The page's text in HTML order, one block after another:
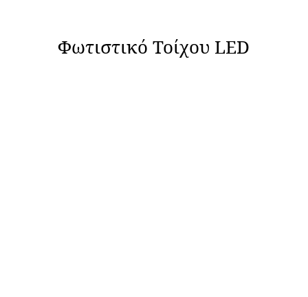
Φωτιστικό Τοίχου LED